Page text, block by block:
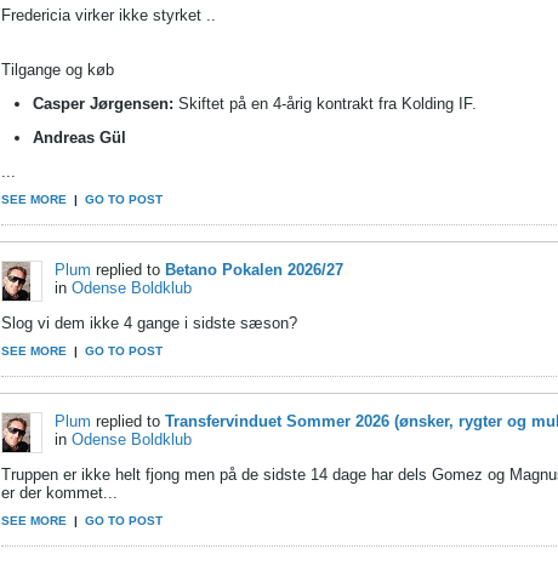
Fredericia virker ikke styrket ..
Tilgange og køb
Casper Jørgensen: Skiftet på en 4-årig kontrakt fra Kolding IF.
Andreas Gül
...
SEE MORE | GO TO POST
Plum replied to Betano Pokalen 2026/27
in Odense Boldklub
Slog vi dem ikke 4 gange i sidste sæson?
SEE MORE | GO TO POST
Plum replied to Transfervinduet Sommer 2026 (ønsker, rygter og
in Odense Boldklub
Truppen er ikke helt fjong men på de sidste 14 dage har dels Gomez og
er der kommet...
SEE MORE | GO TO POST